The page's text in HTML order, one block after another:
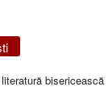
bisericească